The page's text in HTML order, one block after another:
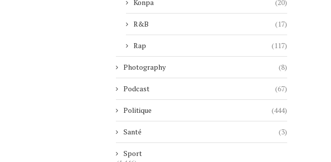
Konpa (20)
R&B (17)
Rap (117)
Photography (8)
Podcast (67)
Politique (444)
Santé (3)
Sport